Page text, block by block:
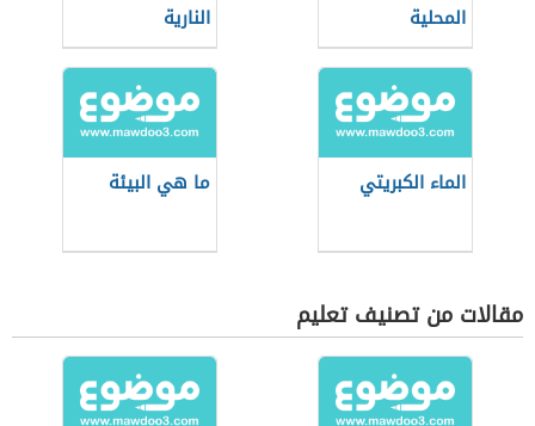
المحلية
النارية
الماء الكبريتي ما هي البيئة
مقالات من تصنيف تعليم